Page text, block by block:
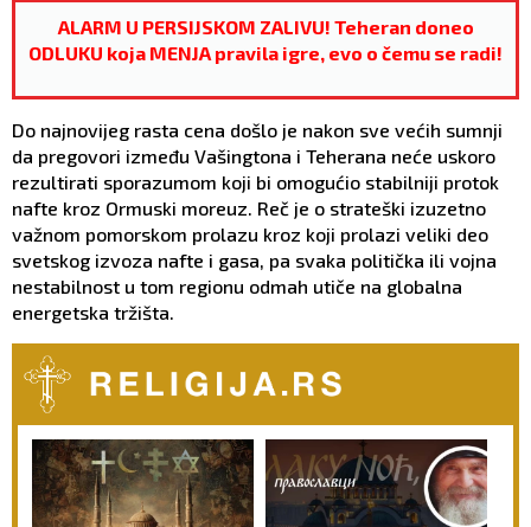
ALARM U PERSIJSKOM ZALIVU! Teheran doneo
ODLUKU koja MENJA pravila igre, evo o čemu se radi!
Do najnovijeg rasta cena došlo je nakon sve većih sumnji
da pregovori između Vašingtona i Teherana neće uskoro
rezultirati sporazumom koji bi omogućio stabilniji protok
nafte kroz Ormuski moreuz. Reč je o strateški izuzetno
važnom pomorskom prolazu kroz koji prolazi veliki deo
svetskog izvoza nafte i gasa, pa svaka politička ili vojna
nestabilnost u tom regionu odmah utiče na globalna
energetska tržišta.